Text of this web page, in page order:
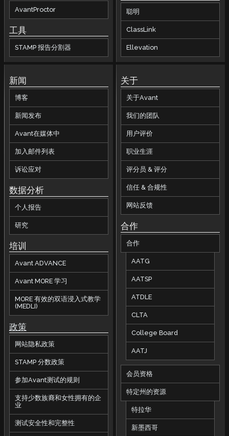
AvantProctor
工具
STAMP 报告分割器
聪明
ClassLink
Ellevation
新闻
博客
新闻发布
Avant在媒体中
加入邮件列表
诉讼应对
数据分析
个人报告
研究
培训
Avant ADVANCE
Avant MORE 学习
MORE 有效的双语浸入式教学
(MEDLI)
政策
网站隐私政策
STAMP 分数政策
参加Avant测试的规则
支持少数族裔和女性拥有的企
业
测试安全性和完整性
关于
关于Avant
我们的团队
用户评价
职业生涯
评分员 & 评分
信任 & 合规性
网站反馈
合作
合作
AATG
AATSP
ATDLE
CLTA
College Board
AATJ
会员资格
特定州的资源
特拉华
新墨西哥